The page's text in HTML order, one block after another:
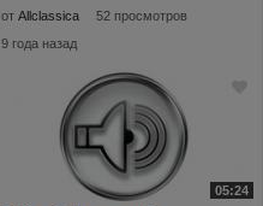
от Allclassica
52 просмотров
9 года назад
05:24